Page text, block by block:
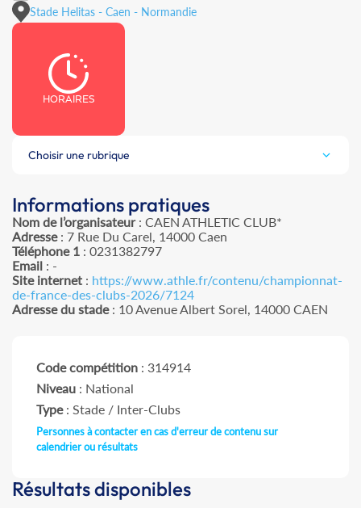
Stade Helitas - Caen - Normandie
HORAIRES
Choisir une rubrique
Informations pratiques
Nom de l’organisateur: CAEN ATHLETIC CLUB*
Adresse: 7 Rue Du Carel, 14000 Caen
Téléphone 1 : 0231382797
Email : -
Site internet : https://www.athle.fr/contenu/championnat-
de-france-des-clubs-2026/7124
Adresse du stade: 10 Avenue Albert Sorel, 14000 CAEN
Code compétition : 314914
Niveau : National
Type: Stade / Inter-Clubs
Personnes à contacter en cas d'erreur de contenu sur
calendrier ou résultats
Résultats disponibles